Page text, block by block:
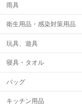
雨具
衛生用品・感染対策用品
玩具、遊具
寝具・タオル
バッグ
キッチン用品